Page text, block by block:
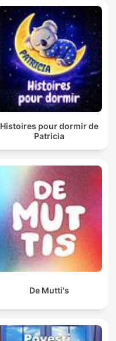
Histoires pour dormir de
Patricia
De Mutti's